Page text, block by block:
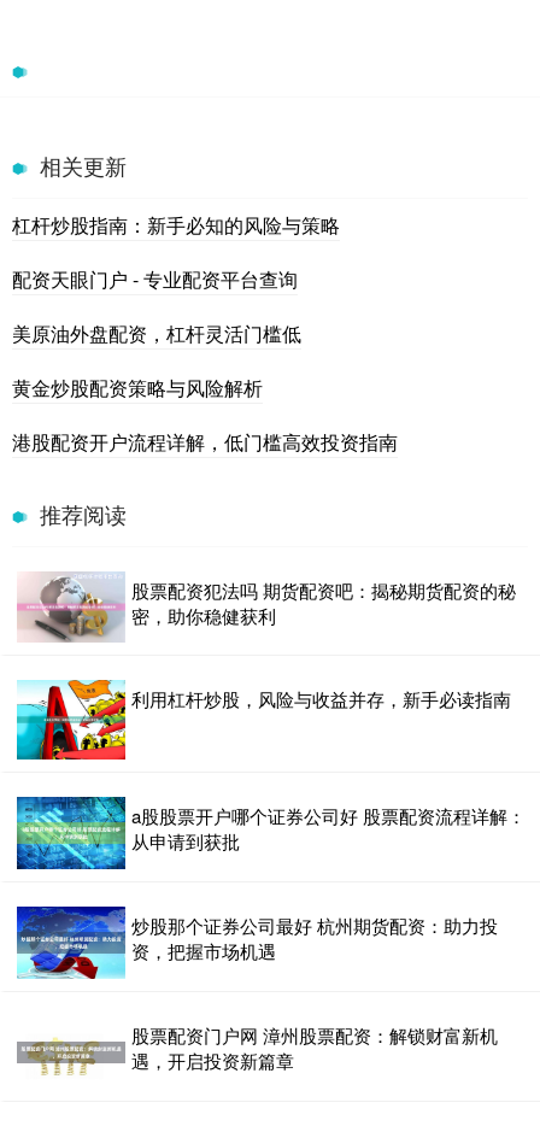
相关更新
杠杆炒股指南：新手必知的风险与策略
配资天眼门户 - 专业配资平台查询
美原油外盘配资，杠杆灵活门槛低
黄金炒股配资策略与风险解析
港股配资开户流程详解，低门槛高效投资指南
推荐阅读
股票配资犯法吗 期货配资吧：揭秘期货配资的秘
密，助你稳健获利
利用杠杆炒股，风险与收益并存，新手必读指南
a股股票开户哪个证券公司好 股票配资流程详解：
从申请到获批
炒股那个证券公司最好 杭州期货配资：助力投
资，把握市场机遇
股票配资门户网 漳州股票配资：解锁财富新机
遇，开启投资新篇章